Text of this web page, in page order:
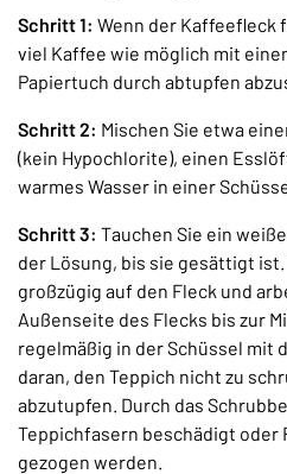
Schritt 1: Wenn der Kaffeefleck
viel Kaffee wie möglich mit
Papiertuch durch abtupfen
Schritt 2: Mischen Sie etwa
(kein Hypochlorite), einen
warmes Wasser in einer
Schritt 3: Tauchen Sie ein
der Lösung, bis sie gesättigt
großzügig auf den Fleck und
Außenseite des Flecks bis zur
regelmäßig in der Schüssel mit
daran, den Teppich nicht zu
abzutupfen. Durch das
Teppichfasern beschädigt oder
gezogen werden.